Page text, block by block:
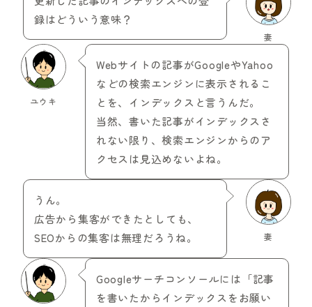
妻
録はどういう意味？
ユウキ
Webサイトの記事がGoogleやYahoo
などの検索エンジンに表示されるこ
とを、インデックスと言うんだ。
当然、書いた記事がインデックスさ
れない限り、検索エンジンからのア
クセスは見込めないよね。
妻
うん。
広告から集客ができたとしても、
SEOからの集客は無理だろうね。
Googleサーチコンソールには「記事
を書いたからインデックスをお願い